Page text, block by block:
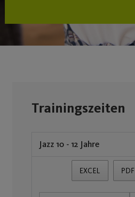
Trainingszeiten
Jazz 10 - 12 Jahre
EXCEL PDF